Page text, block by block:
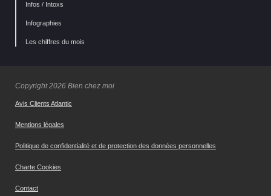
Infos / Intoxs
Infographies
Les chiffres du mois
Copyright 2026 Bien chez moi
Avis Clients Atlantic
Mentions légales
Politique de confidentialité et de protection des données personnelles
Charte Cookies
Contact